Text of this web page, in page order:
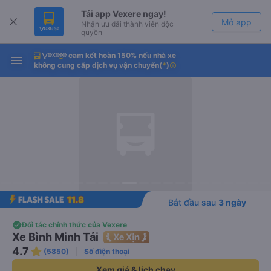
Tải app Vexere ngay!
Nhận ưu đãi thành viên độc
quyền
Mở app
Tải app Vexere
-30k/ghế khi đặt vé máy bay qua
app
cam kết hoàn 150% nếu nhà xe
không cung cấp dịch vụ vận chuyển(*)info
Bắt đầu sau 3 ngày
Đối tác chính thức của Vexere
Xe Bình Minh Tải
4.7
(5850) Số điện thoại